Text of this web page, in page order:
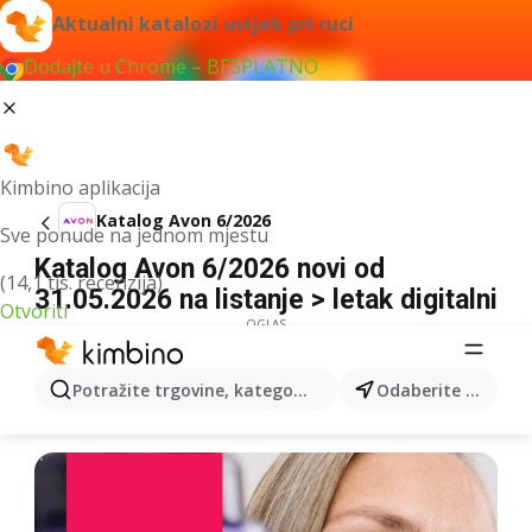
Aktualni katalozi uvijek pri ruci
Dodajte u Chrome – BESPLATNO
Kimbino aplikacija
Sve ponude na jednom mjestu
(14,1 tis. recenzija)
Otvoriti
Potražite trgovine, kategorije, proizvode... Odaberite grad
Katalog Avon 6/2026
Katalog Avon 6/2026 novi od
31.05.2026 na listanje > letak digitalni
OGLAS